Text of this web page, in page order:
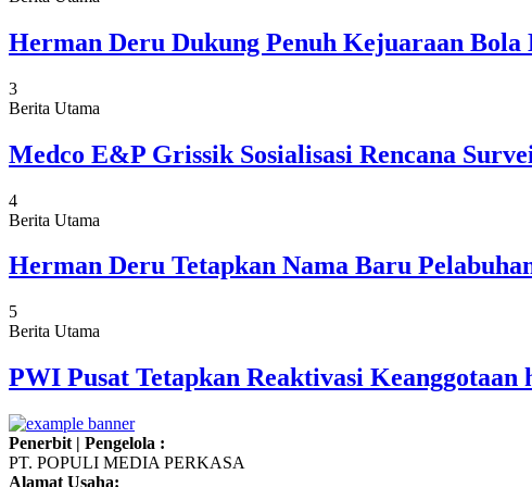
Herman Deru Dukung Penuh Kejuaraan Bola
3
Berita Utama
Medco E&P Grissik Sosialisasi Rencana
4
Berita Utama
Herman Deru Tetapkan Nama Baru
5
Berita Utama
PWI Pusat Tetapkan Reaktivasi Keanggotaan
Penerbit | Pengelola :
PT. POPULI MEDIA PERKASA
Alamat Usaha: